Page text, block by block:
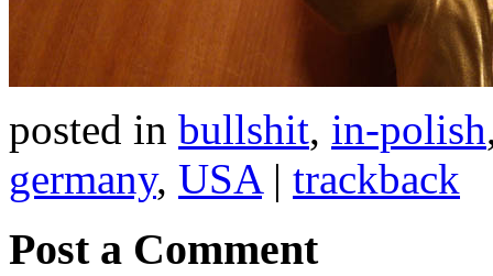
posted in bullshit, in-polish
germany, USA| trackback
Post a Comment